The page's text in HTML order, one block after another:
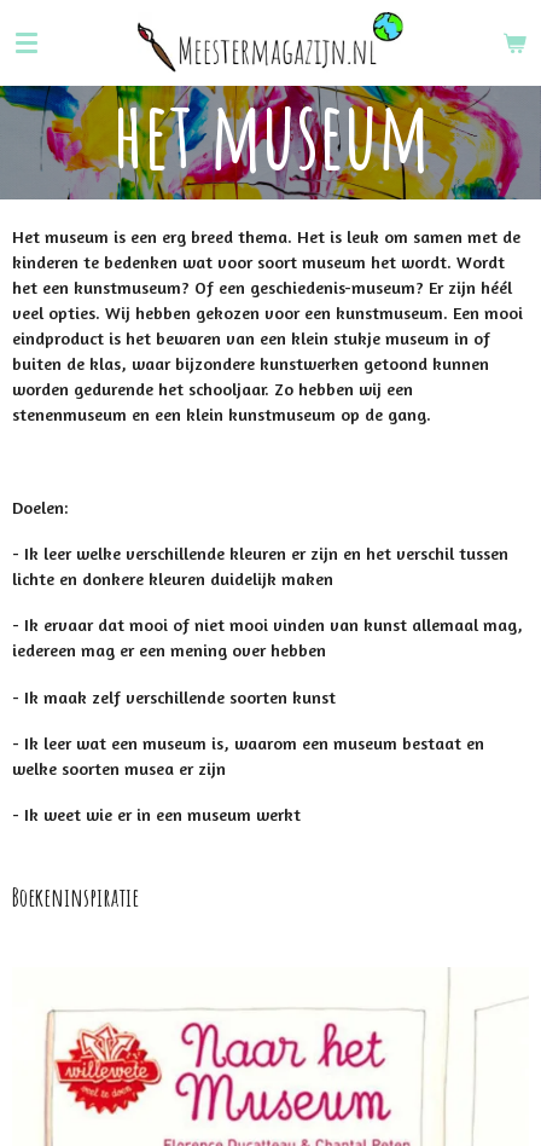
direct
naar
de
hoofdinhoudhet museum
Het museum is een erg breed thema. Het is leuk om samen met de
kinderen te bedenken wat voor soort museum het wordt. Wordt
het een kunstmuseum? Of een geschiedenis-museum? Er zijn héél
veel opties. Wij hebben gekozen voor een kunstmuseum. Een mooi
eindproduct is het bewaren van een klein stukje museum in of
buiten de klas, waar bijzondere kunstwerken getoond kunnen
worden gedurende het schooljaar. Zo hebben wij een
stenenmuseum en een klein kunstmuseum op de gang.
Doelen:
- Ik leer welke verschillende kleuren er zijn en het verschil tussen
lichte en donkere kleuren duidelijk maken
- Ik ervaar dat mooi of niet mooi vinden van kunst allemaal mag,
iedereen mag er een mening over hebben
- Ik maak zelf verschillende soorten kunst
- Ik leer wat een museum is, waarom een museum bestaat en
welke soorten musea er zijn
- Ik weet wie er in een museum werkt
Boekeninspiratie